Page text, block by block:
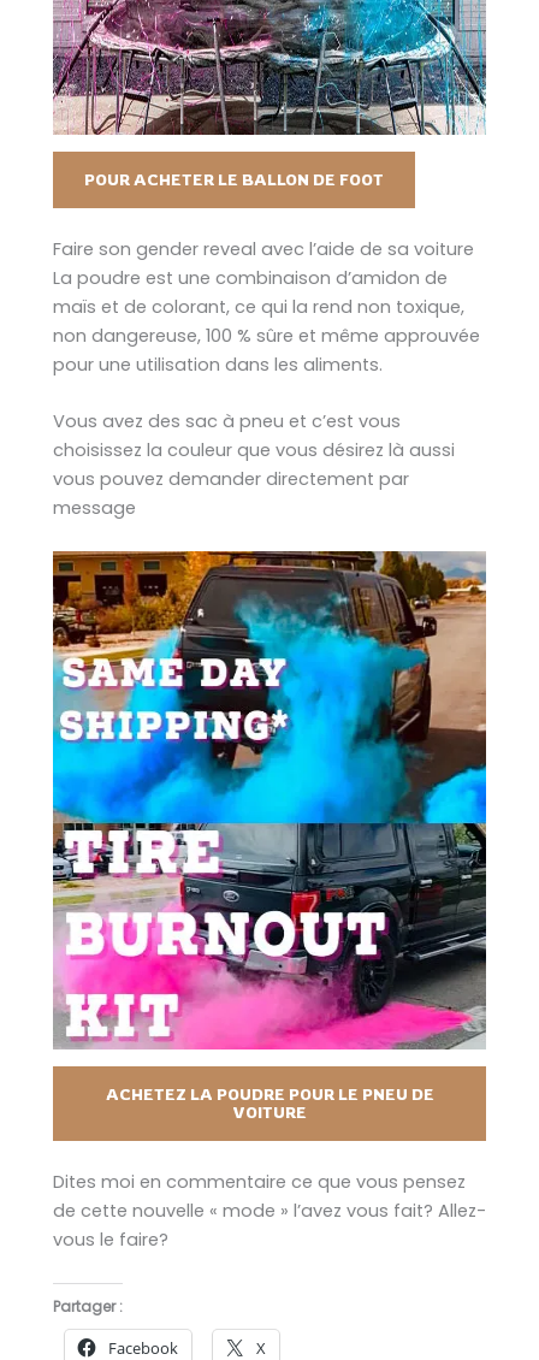
POUR ACHETER LE BALLON DE FOOT
Faire son gender reveal avec l’aide de sa voiture
La poudre est une combinaison d’amidon de
maïs et de colorant, ce qui la rend non toxique,
non dangereuse, 100 % sûre et même approuvée
pour une utilisation dans les aliments.
Vous avez des sac à pneu et c’est vous
choisissez la couleur que vous désirez là aussi
vous pouvez demander directement par
message
ACHETEZ LA POUDRE POUR LE PNEU DE
VOITURE
Dites moi en commentaire ce que vous pensez
de cette nouvelle « mode » l’avez vous fait? Allez-
vous le faire?
Partager :
Facebook X